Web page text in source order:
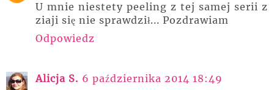
U mnie niestety peeling z tej samej serii z
ziaji się nie sprawdził... Pozdrawiam
Odpowiedz
Alicja S. 6 października 2014 18:49